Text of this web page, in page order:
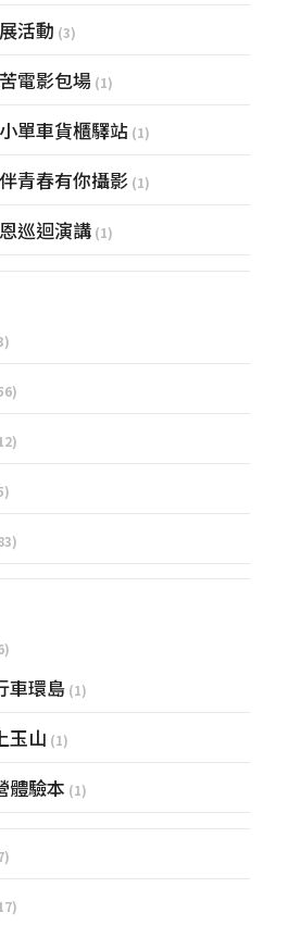
活動 (3)
電影包場 (1)
單車貨櫃驛站 (1)
青春有你攝影 (1)
巡迴演講 (1)
車環島 (1)
玉山 (1)
體驗本 (1)